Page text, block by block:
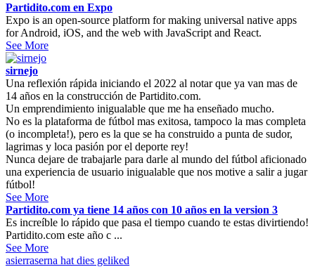
Partidito.com en Expo
Expo is an open-source platform for making universal native apps
for Android, iOS, and the web with JavaScript and React.
See More
sirnejo
Una reflexión rápida iniciando el 2022 al notar que ya van mas de
14 años en la construcción de Partidito.com.
Un emprendimiento inigualable que me ha enseñado mucho.
No es la plataforma de fútbol mas exitosa, tampoco la mas completa
(o incompleta!), pero es la que se ha construido a punta de sudor,
lagrimas y loca pasión por el deporte rey!
Nunca dejare de trabajarle para darle al mundo del fútbol aficionado
una experiencia de usuario inigualable que nos motive a salir a jugar
fútbol!
See More
Partidito.com ya tiene 14 años con 10 años en la version 3
Es increíble lo rápido que pasa el tiempo cuando te estas divirtiendo!
Partidito.com este año c ...
See More
asierraserna hat dies geliked